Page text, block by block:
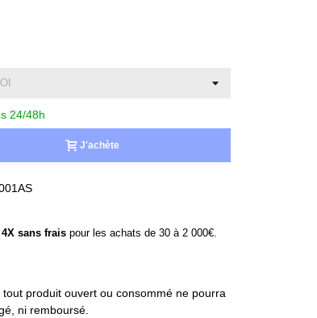
24/48h
J'achète
4X sans frais pour les achats de 30 à 2 000€.
produit ouvert ou consommé ne pourra
ni remboursé.